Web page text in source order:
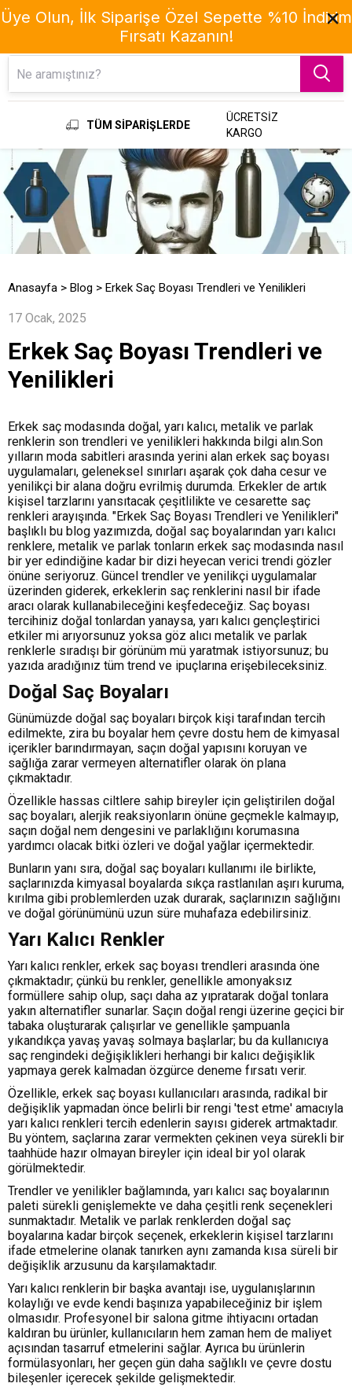
TÜM SİPARİŞLERDE
ÜCRETSİZ
KARGO
Anasayfa > Blog > Erkek Saç Boyası Trendleri ve Yenilikleri
17 Ocak, 2025
Erkek Saç Boyası Trendleri ve
Yenilikleri
Erkek saç modasında doğal, yarı kalıcı, metalik ve parlak
renklerin son trendleri ve yenilikleri hakkında bilgi alın.Son
yılların moda sabitleri arasında yerini alan erkek saç boyası
uygulamaları, geleneksel sınırları aşarak çok daha cesur ve
yenilikçi bir alana doğru evrilmiş durumda. Erkekler de artık
kişisel tarzlarını yansıtacak çeşitlilikte ve cesarette saç
renkleri arayışında. "Erkek Saç Boyası Trendleri ve Yenilikleri"
başlıklı bu blog yazımızda, doğal saç boyalarından yarı kalıcı
renklere, metalik ve parlak tonların erkek saç modasında nasıl
bir yer edindiğine kadar bir dizi heyecan verici trendi gözler
önüne seriyoruz. Güncel trendler ve yenilikçi uygulamalar
üzerinden giderek, erkeklerin saç renklerini nasıl bir ifade
aracı olarak kullanabileceğini keşfedeceğiz. Saç boyası
tercihiniz doğal tonlardan yanaysa, yarı kalıcı gençleştirici
etkiler mi arıyorsunuz yoksa göz alıcı metalik ve parlak
renklerle sıradışı bir görünüm mü yaratmak istiyorsunuz; bu
yazıda aradığınız tüm trend ve ipuçlarına erişebileceksiniz.
Doğal Saç Boyaları
Günümüzde doğal saç boyaları birçok kişi tarafından tercih
edilmekte, zira bu boyalar hem çevre dostu hem de kimyasal
içerikler barındırmayan, saçın doğal yapısını koruyan ve
sağlığa zarar vermeyen alternatifler olarak ön plana
çıkmaktadır.
Özellikle hassas ciltlere sahip bireyler için geliştirilen doğal
saç boyaları, alerjik reaksiyonların önüne geçmekle kalmayıp,
saçın doğal nem dengesini ve parlaklığını korumasına
yardımcı olacak bitki özleri ve doğal yağlar içermektedir.
Bunların yanı sıra, doğal saç boyaları kullanımı ile birlikte,
saçlarınızda kimyasal boyalarda sıkça rastlanılan aşırı kuruma,
kırılma gibi problemlerden uzak durarak, saçlarınızın sağlığını
ve doğal görünümünü uzun süre muhafaza edebilirsiniz.
Yarı Kalıcı Renkler
Yarı kalıcı renkler, erkek saç boyası trendleri arasında öne
çıkmaktadır; çünkü bu renkler, genellikle amonyaksız
formüllere sahip olup, saçı daha az yıpratarak doğal tonlara
yakın alternatifler sunarlar. Saçın doğal rengi üzerine geçici bir
tabaka oluşturarak çalışırlar ve genellikle şampuanla
yıkandıkça yavaş yavaş solmaya başlarlar; bu da kullanıcıya
saç rengindeki değişiklikleri herhangi bir kalıcı değişiklik
yapmaya gerek kalmadan özgürce deneme fırsatı verir.
Özellikle, erkek saç boyası kullanıcıları arasında, radikal bir
değişiklik yapmadan önce belirli bir rengi 'test etme' amacıyla
yarı kalıcı renkleri tercih edenlerin sayısı giderek artmaktadır.
Bu yöntem, saçlarına zarar vermekten çekinen veya sürekli bir
taahhüde hazır olmayan bireyler için ideal bir yol olarak
görülmektedir.
Trendler ve yenilikler bağlamında, yarı kalıcı saç boyalarının
paleti sürekli genişlemekte ve daha çeşitli renk seçenekleri
sunmaktadır. Metalik ve parlak renklerden doğal saç
boyalarına kadar birçok seçenek, erkeklerin kişisel tarzlarını
ifade etmelerine olanak tanırken aynı zamanda kısa süreli bir
değişiklik arzusunu da karşılamaktadır.
Yarı kalıcı renklerin bir başka avantajı ise, uygulanışlarının
kolaylığı ve evde kendi başınıza yapabileceğiniz bir işlem
olmasıdır. Profesyonel bir salona gitme ihtiyacını ortadan
kaldıran bu ürünler, kullanıcıların hem zaman hem de maliyet
açısından tasarruf etmelerini sağlar. Ayrıca bu ürünlerin
formülasyonları, her geçen gün daha sağlıklı ve çevre dostu
bileşenler içerecek şekilde gelişmektedir.
Üye Olun, İlk Siparişe Özel Sepette %10 İndirim
Fırsatı Kazanın!